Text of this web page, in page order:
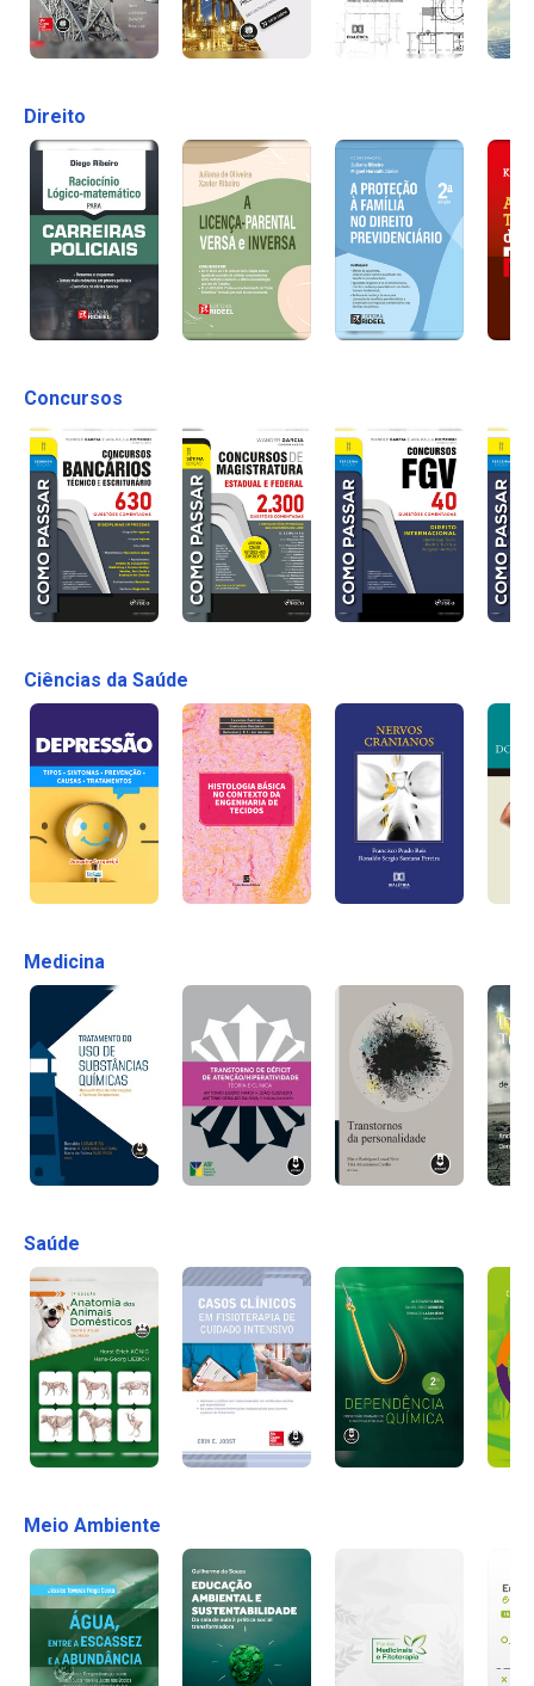
Direito
Concursos
Ciências da Saúde
Medicina
Saúde
Meio Ambiente